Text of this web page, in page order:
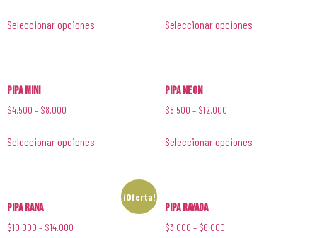
Seleccionar opciones Seleccionar opciones
Pipa Mini
$4.500 – $8.000
Seleccionar opciones
Pipa Neon
$8.500 – $12.000
Seleccionar opciones
¡Oferta!
Pipa Rana
$10.000 – $14.000
Pipa Rayada
$3.000 – $6.000